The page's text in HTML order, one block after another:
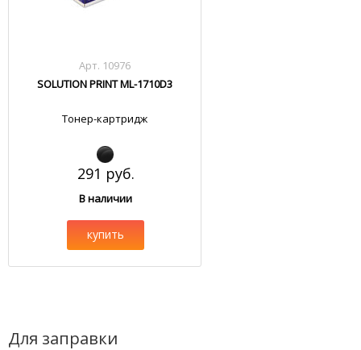
Арт. 10976
SOLUTION PRINT ML-1710D3
Тонер-картридж
291 руб.
В наличии
купить
Для заправки